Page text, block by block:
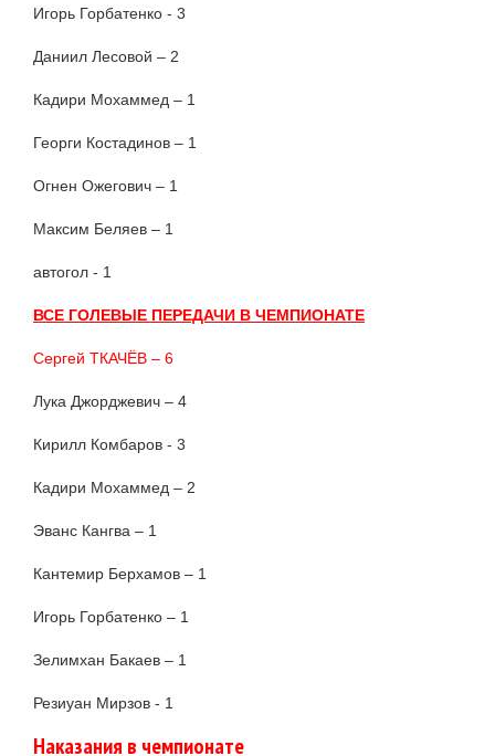
Игорь Горбатенко - 3
Даниил Лесовой – 2
Кадири Мохаммед – 1
Георги Костадинов – 1
Огнен Ожегович – 1
Максим Беляев – 1
автогол - 1
ВСЕ ГОЛЕВЫЕ ПЕРЕДАЧИ В ЧЕМПИОНАТЕ
Сергей ТКАЧЁВ – 6
Лука Джорджевич – 4
Кирилл Комбаров - 3
Кадири Мохаммед – 2
Эванс Кангва – 1
Кантемир Берхамов – 1
Игорь Горбатенко – 1
Зелимхан Бакаев – 1
Резиуан Мирзов - 1
Наказания в чемпионате